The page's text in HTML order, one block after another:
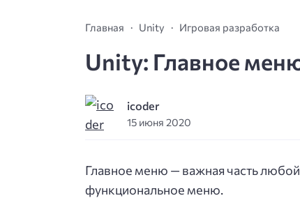
Главная Unity Игровая разработка
Unity: Главное
icoder
15 июня 2020
Главное меню — важная часть
функциональное меню.